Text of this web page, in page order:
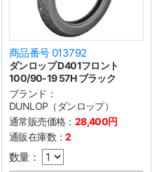
商品番号 013792
ダンロップ D401フロント
100/90-19 57H ブラック
ブランド：
DUNLOP（ダンロップ）
通常販売価格： 28,400円
通販在庫数：2
数量：